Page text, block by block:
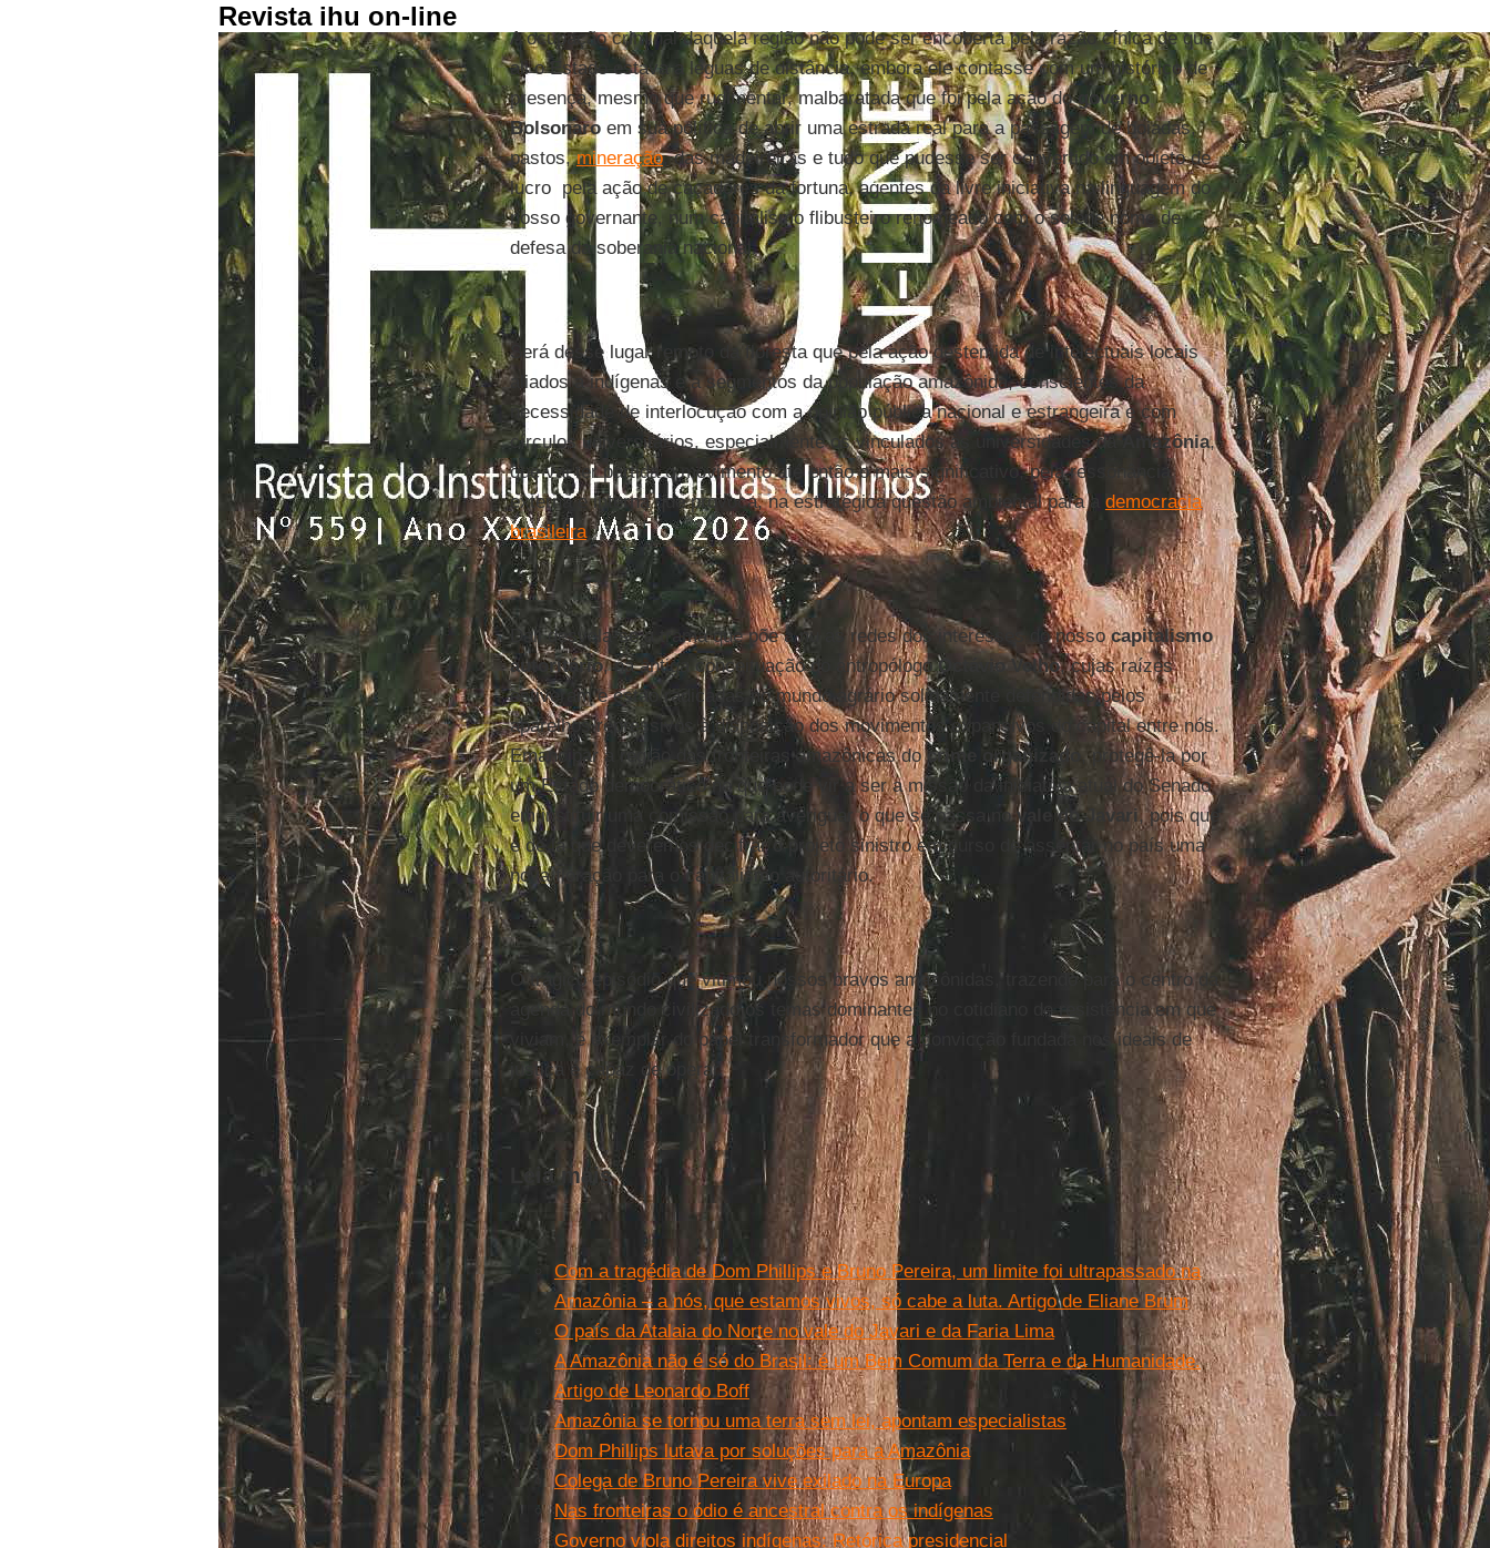
Revista ihu on-line
A ocupação criminal daquela região não pode ser encoberta pela razão cínica de que
ali o Estado estava a léguas de distância, embora ele contasse com um histórico de
presença, mesmo que rudimentar, malbaratada que foi pela ação dogoverno
Bolsonaroem sua política de abrir uma estrada real para a passagem de boiadas,
pastos,mineração, das madeireiras e tudo que pudesse ser convertido em objeto de
lucro pela ação de caçadores da fortuna, agentes da livre iniciativa na linguagem do
nosso governante, num capitalismo flibusteiro renomeado com o solene nome de
defesa da soberania nacional.
Será desse lugar remoto da floresta que pela ação destemida de intelectuais locais
aliados a indígenas e a segmentos da população amazônida, conscientes da
necessidade de interlocução com a opinião pública nacional e estrangeira e com
círculos universitários, especialmente os vinculados às universidades daAmazônia,
que vai ter partida o movimento até então o mais significativo, pela ressonância
externa e interna que provoca, na estratégica questão ambiental para a democracia
brasileira.
Dali desvela-se a trama que põe a nu as redes dos interesses do nossocapitalismo
autoritário, na antiga conceituação do antropólogoOctávio Velho, cujas raízes
estiveram e estão radicadas no mundo agrário solidamente defendidas pelos
aparelhos repressivos à disposição dos movimentos expansivos do capital entre nós.
Emancipar a região das fronteiras amazônicas docrime organizado , protegê-la por
um Estado democrático no que pode vir a ser a missão da iniciativa atual do Senado
em instituir uma comissão para averiguar o que se passa novale do Javari, pois que
é de lá que deveremos decifrar o projeto sinistro em curso de assentar no país uma
nova floração para o capitalismo autoritário.
O trágico episódio que vitimou nossos bravos amazônidas, trazendo para o centro da
agenda do mundo civilizado os temas dominantes no cotidiano de resistência em que
viviam, é exemplar do papel transformador que a convicção fundada nos ideais de
justiça é capaz de operar.
Leia mais
Com a tragédia de Dom Phillips e Bruno Pereira, um limite foi ultrapassado na
Amazônia – a nós, que estamos vivos, só cabe a luta. Artigo de Eliane Brum
O país da Atalaia do Norte no vale do Javari e da Faria Lima
A Amazônia não é só do Brasil: é um Bem Comum da Terra e da Humanidade.
Artigo de Leonardo Boff
Amazônia se tornou uma terra sem lei, apontam especialistas
Dom Phillips lutava por soluções para a Amazônia
Colega de Bruno Pereira vive exilado na Europa
Nas fronteiras o ódio é ancestral contra os indígenas
Governo viola direitos indígenas: Retórica presidencial